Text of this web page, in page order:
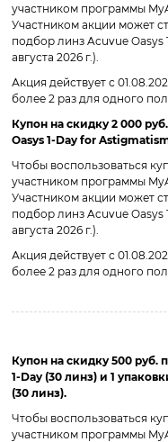
участником программы
Участником акции может
подбор линз Acuvue Oasys
августа 2026 г.).
Акция действует с
более 2 раз для одного
Купон на скидку 2 000
Oasys 1-Day for
Чтобы воспользоваться
участником программы
Участником акции может
подбор линз Acuvue Oasys
августа 2026 г.).
Акция действует с
более 2 раз для одного
Купон на скидку 500 руб.
1-Day (30 линз) и 1
(30 линз).
Чтобы воспользоваться
участником программы